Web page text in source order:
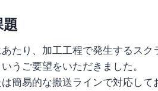
たり、加工工程で発生するスク
うご要望をいただきました。
簡易的な搬送ラインで対応して